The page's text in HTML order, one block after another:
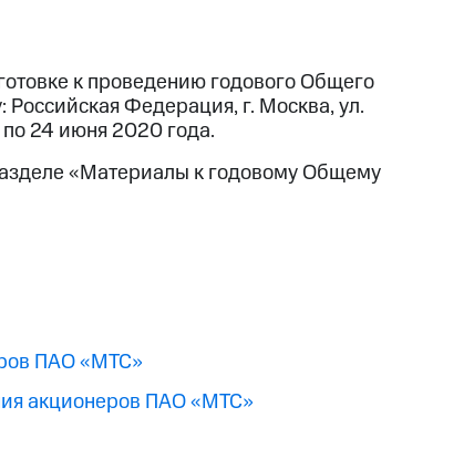
к проведению годового Общего
Федерация, г. Москва, ул.
24 июня 2020 года.
«Материалы к годовому Общему
ПАО «МТС»
акционеров ПАО «МТС»